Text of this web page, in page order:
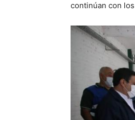
continúan con